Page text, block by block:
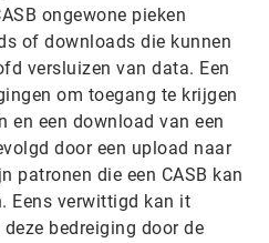
ongewone pieken
of downloads die kunnen
versluizen van data. Een
om toegang te krijgen
en een download van een
door een upload naar
patronen die een CASB kan
Eens verwittigd kan it
bedreiging door de